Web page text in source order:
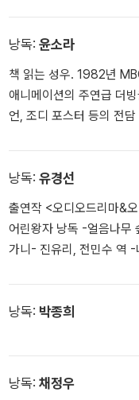
학상’을, 1999년 <늪>으
낭독: 윤소라
책 읽는 성우. 1982년
애니메이션의 주연급 더
언, 조디 포스터 등의 전
낭독: 유경선
출연작 <오디오드리마&
어린왕자 낭독 -얼음나무 숲- 레안느 역 -레미제라블- 코제트 역 -도
가니- 진유리, 전민수 역 -
나 디아볼로스- 서나리 역
낭독: 박종희
낭독: 채정우